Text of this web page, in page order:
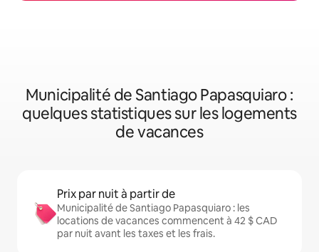
Municipalité de Santiago Papasquiaro :
quelques statistiques sur les logements
de vacances
Prix par nuit à partir de
Municipalité de Santiago Papasquiaro : les
locations de vacances commencent à 42 $ CAD
par nuit avant les taxes et les frais.